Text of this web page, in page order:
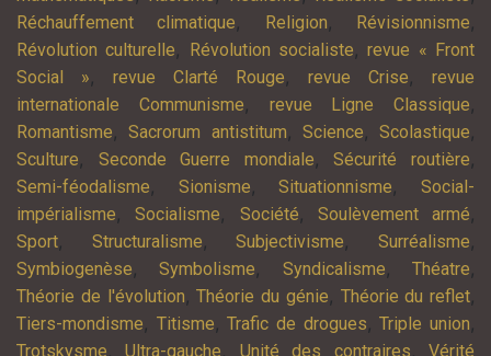
Réchauffement climatique, Religion, Révisionnisme,
Révolution culturelle, Révolution socialiste,revue « Front
Social », revue Clarté Rouge, revue Crise, revue
internationale Communisme, revue Ligne Classique,
Romantisme,Sacrorum antistitum, Science, Scolastique,
Sculture, Seconde Guerre mondiale,Sécurité routière,
Semi-féodalisme, Sionisme,Situationnisme,Social-
impérialisme,Socialisme, Société, Soulèvement armé,
Sport, Structuralisme,Subjectivisme,Surréalisme,
Symbiogenèse,Symbolisme, Syndicalisme,Théatre,
Théorie de l'évolution,Théorie du génie, Théorie du reflet,
Tiers-mondisme, Titisme,Trafic de drogues,Triple union,
Trotskysme ,Ultra-gauche Unité des contraires ,Vérité